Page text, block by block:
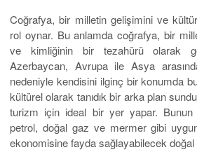
Coğrafya, bir milletin gelişimini ve
rol oynar. Bu anlamda coğrafya, bir
ve kimliğinin bir tezahürü olarak
Azerbaycan, Avrupa ile Asya
nedeniyle kendisini ilginç bir konumda
kültürel olarak tanıdık bir arka plan
turizm için ideal bir yer yapar. Bunun
petrol, doğal gaz ve mermer gibi uygun
ekonomisine fayda sağlayabilecek